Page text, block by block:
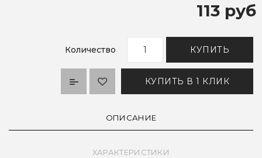
113 руб
Количество КУПИТЬ
КУПИТЬ В 1 КЛИК
ОПИСАНИЕ
ХАРАКТЕРИСТИКИ